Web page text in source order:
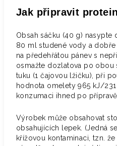
Jak připravit
Obsah sáčku (40 g) nasypte
80 ml studené vody a
na předehřátou pánev s
osmažte dozlatova po obou
tuku (1 čajovou lžičku), při
hodnota omelety 965 kJ/
konzumaci ihned po přípravě.
Výrobek může obsahovat
obsahujících lepek. (Jedná
křížovou kontaminaci, tzn.